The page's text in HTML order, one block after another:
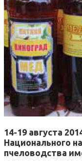
14-19 августа
Национального
пчеловодства